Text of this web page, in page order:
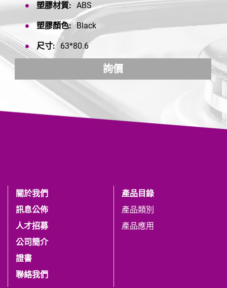
塑膠材質: ABS
塑膠顏色: Black
尺寸: 63*80.6
詢價
關於我們
訊息公佈
人才招募
公司簡介
證書
聯絡我們
產品目錄
產品類別
產品應用